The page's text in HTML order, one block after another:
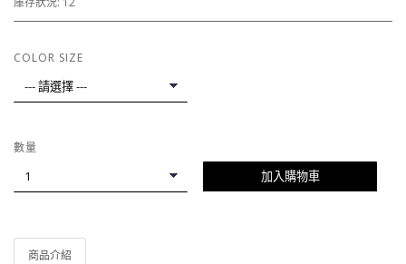
COLOR SIZE
數量
加入購物車
商品介紹